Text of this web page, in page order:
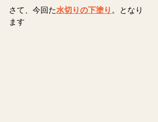
さて、今回た水切りの下塗り 。となり
ます